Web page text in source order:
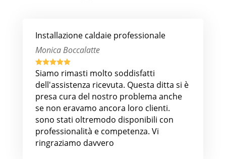
Installazione caldaie professionale
Monica Boccalatte

Siamo rimasti molto soddisfatti
dell'assistenza ricevuta. Questa ditta si è
presa cura del nostro problema anche
se non eravamo ancora loro clienti.
sono stati oltremodo disponibili con
professionalità e competenza. Vi
ringraziamo davvero